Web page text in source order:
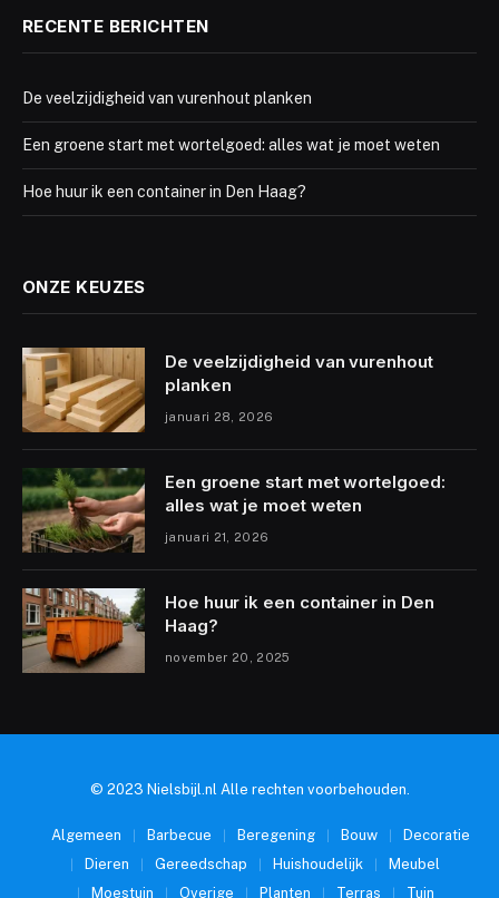
RECENTE BERICHTEN
De veelzijdigheid van vurenhout planken
Een groene start met wortelgoed: alles wat je moet weten
Hoe huur ik een container in Den Haag?
ONZE KEUZES
De veelzijdigheid van vurenhout
planken
januari 28, 2026
Een groene start met wortelgoed:
alles wat je moet weten
januari 21, 2026
Hoe huur ik een container in Den
Haag?
november 20, 2025
© 2023 Nielsbijl.nl Alle rechten voorbehouden.
Algemeen Barbecue Beregening Bouw
Decoratie
Dieren
Gereedschap Huishoudelijk
Meubel
Moestuin
Overige Planten Terras Tuin